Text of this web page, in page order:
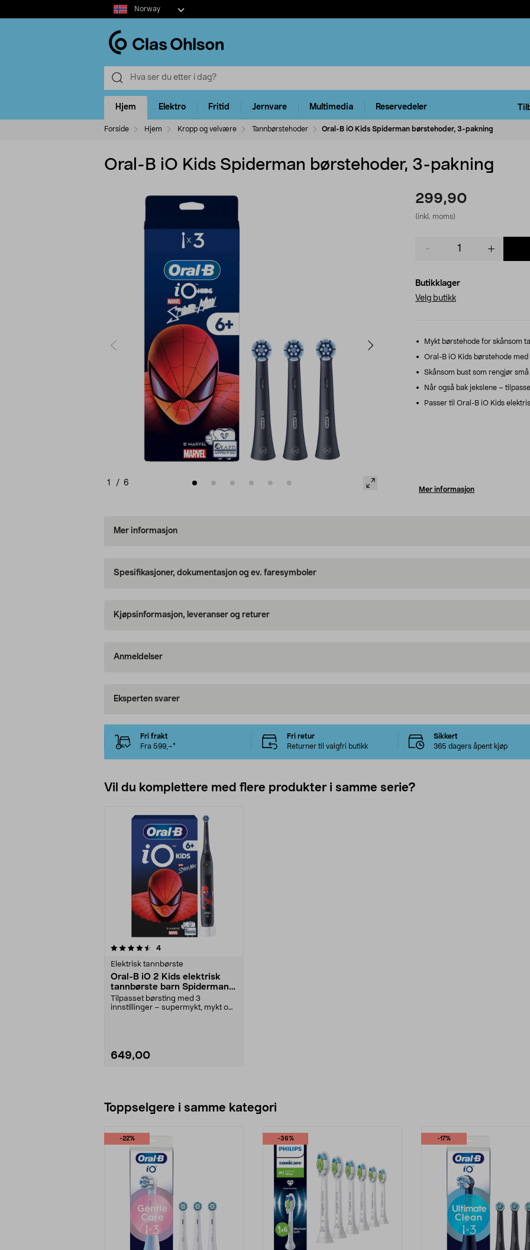
Select
market
Norway
Hjem Elektro Fritid Jernvare Multimedia Reservedeler
Forside Hjem Kropp og velvære Tannbørstehoder Oral-B iO Kids Spiderman børstehoder, 3-pakning
Oral-B iO Kids Spiderman børstehoder, 3-pakning
1 / 6
299,90
(inkl. moms)
Butikklager
Velg butikk
Mykt børstehode for skånsom
Oral-B iO Kids børstehode
Skånsom bust som rengjør
Når også bak jekslene –
Passer til Oral-B iO Kids
Mer informasjon
Mer informasjon
Spesifikasjoner, dokumentasjon og ev. faresymboler
Kjøpsinformasjon, leveranser og returer
Anmeldelser
Eksperten svarer
Fri frakt
Fra 599,–*
Fri retur
Returner til valgfri butikk
Sikkert
365 dagers åpent kjøp
Vil du komplettere med flere produkter i samme serie?
4anmeldelser
Elektrisk tannbørste
Oral-B iO 2 Kids elektrisk
tannbørste barn Spiderman,
fra 6 år
Tilpasset børsting med 3
innstillinger – supermykt, mykt og
649,00
Toppselgere i samme kategori
-22% -36% -17%